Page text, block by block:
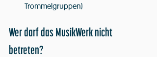
Trommelgruppen)
Wer darf das MusikWerk nicht
betreten?